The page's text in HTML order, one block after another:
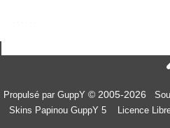
Propulsé par GuppY © 2005-2026
Skins Papinou GuppY 5
Licence